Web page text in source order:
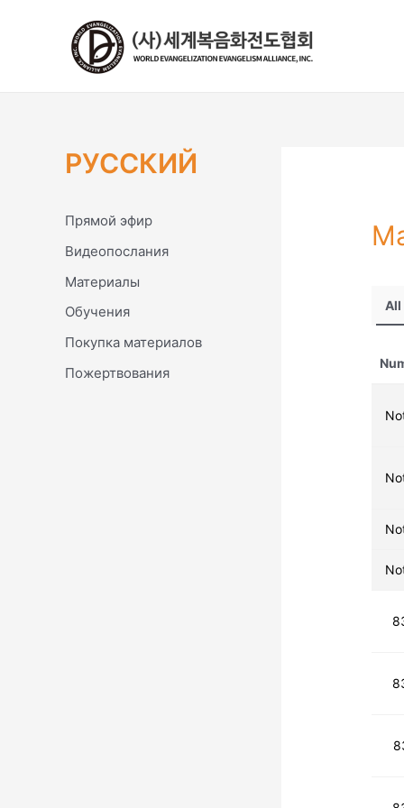
РУССКИЙ
Прямой эфир
Видеопослания
Материалы
Обучения
Покупка материалов
Пожертвования
All